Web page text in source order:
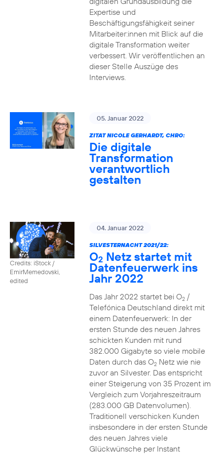
Expertise und
Beschäftigungsfähigkeit seiner
Mitarbeiter:innen mit Blick auf die
digitale Transformation weiter
verbessert. Wir veröffentlichen an
dieser Stelle Auszüge des
Interviews.
05. Januar 2022
ZITAT NICOLE GERHARDT, CHRO:
Die digitale
Transformation
verantwortlich
gestalten
Credits: iStock /
EmirMemedovski,
edited
04. Januar 2022
SILVESTERNACHT 2021/22:
O2 Netz startet mit
Datenfeuerwerk ins
Jahr 2022
Das Jahr 2022 startet bei O2/
Telefónica Deutschland direkt mit
einem Datenfeuerwerk: In der
ersten Stunde des neuen Jahres
schickten Kunden mit rund
382.000 Gigabyte so viele mobile
Daten durch das O2Netz wie nie
zuvor an Silvester. Das entspricht
einer Steigerung von 35 Prozent im
Vergleich zum Vorjahreszeitraum
(283.000 GB Datenvolumen).
Traditionell verschicken Kunden
insbesondere in der ersten Stunde
des neuen Jahres viele
Glückwünsche per Instant